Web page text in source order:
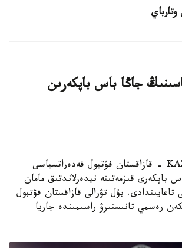
وتارباي
جاڭا باس باپكەرىن
استانا. KAZINFORM - قازاقستان فۋتبول فەدەراتسياسى
باپكەرى قىزمەتىنە نيدەرلاندتىق مامان
بۇل تۋرالى قازاقستان فۋتبول
رەسمي تانىستىرۋ راسىمىندە جاريا